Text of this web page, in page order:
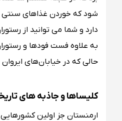
شود که خوردن غذاهای سنتی
دارد و شما می توانید از
به علاوه فست فود‌ها و
حالی که در خیابان‌های
کلیساها و جاذبه های
ارمنستان جز اولین